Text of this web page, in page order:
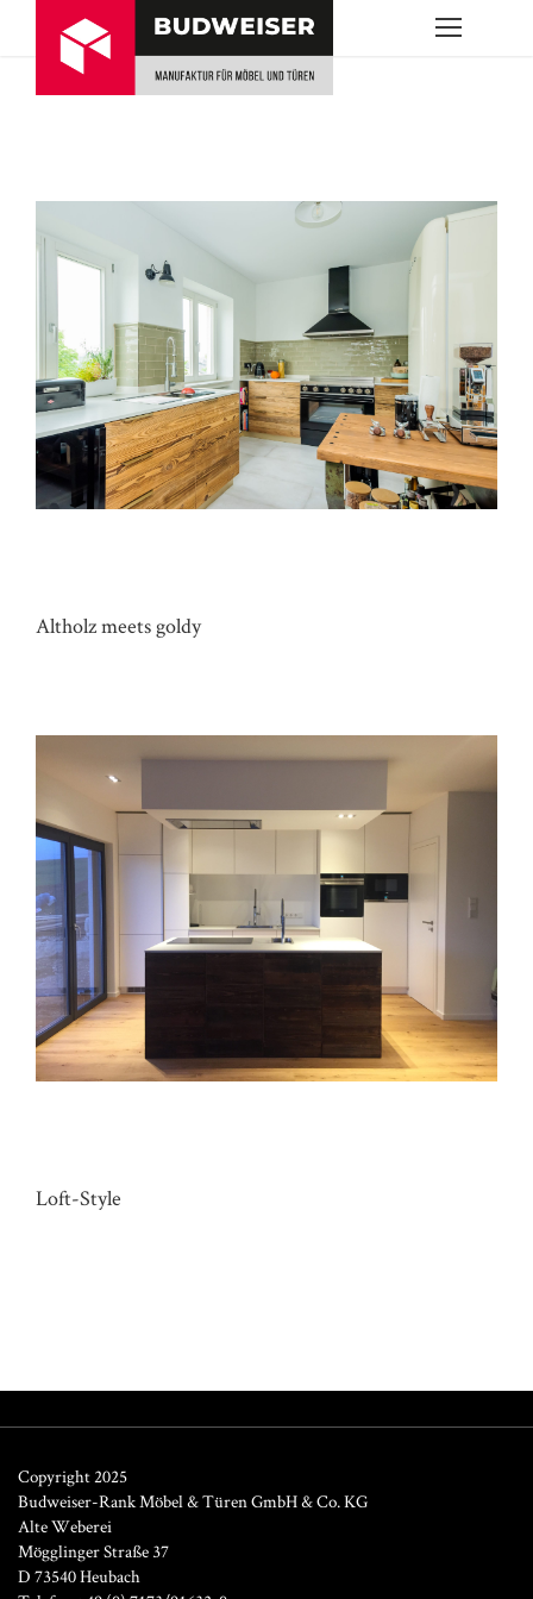
Altholz meets goldy
Loft-Style
Copyright 2025
Budweiser-Rank Möbel & Türen GmbH & Co. KG
Alte Weberei
Mögglinger Straße 37
D 73540 Heubach